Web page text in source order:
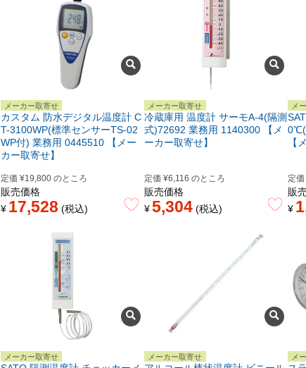
メーカー取寄せ
カスタム 防水デジタル温度計 C
T-3100WP(標準センサーTS-02
WP付) 業務用 0445510 【メー
カー取寄せ】
定価 ¥19,800 のところ
販売価格
¥ 17,528 税込
メーカー取寄せ
冷蔵庫用 温度計 サーモA-4(隔測
式)72692 業務用 1140300 【メ
ーカー取寄せ】
定価 ¥6,116 のところ
販売価格
¥5,304 税込
メ
【
定価
販
¥
メーカー取寄せ メーカー取寄せ メ